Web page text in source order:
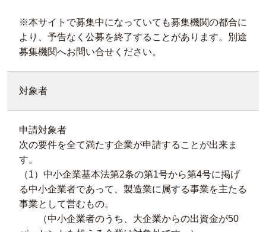
※本サイトで募集中になっていても募集機関の都合に
より、予告なく公募を終了することがあります。別途
募集機関へお問い合せください。
対象者
申請対象者
次の要件を全て満たす企業が申請することが出来ま
す。
（1）中小企業基本法第2条の第1号から第4号に掲げ
る中小企業者であって、製造業に属する事業を主たる
事業として営むもの。
（中小企業者のうち、大企業からの出資金が50